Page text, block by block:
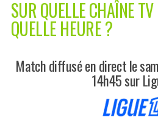
SUR QUELLE CHAÎNE
QUELLE HEURE ?
Match diffusé en direct le
14h45 sur